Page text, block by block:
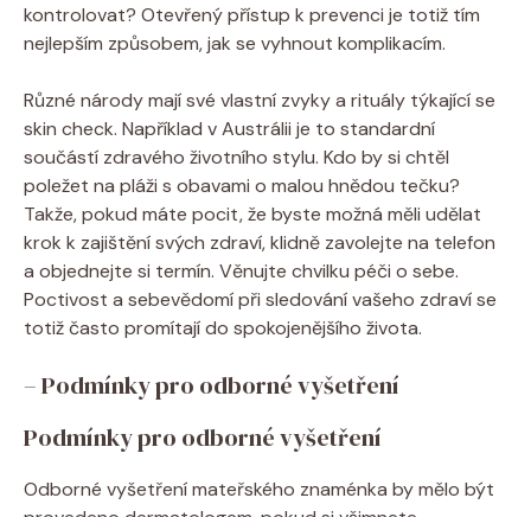
kontrolovat? Otevřený přístup k prevenci je totiž tím
nejlepším způsobem, jak se vyhnout komplikacím.
Různé národy mají své vlastní zvyky a rituály týkající se
skin check. Například v Austrálii je to standardní
součástí zdravého životního stylu. Kdo by si chtěl
poležet na pláži s obavami o malou hnědou tečku?
Takže, pokud máte pocit, že byste možná měli udělat
krok k zajištění svých zdraví, klidně zavolejte na telefon
a objednejte si termín. Věnujte chvilku péči o sebe.
Poctivost a sebevědomí při sledování vašeho zdraví se
totiž často promítají do spokojenějšího života.
– Podmínky pro odborné vyšetření
Podmínky pro odborné vyšetření
Odborné vyšetření mateřského znaménka by mělo být